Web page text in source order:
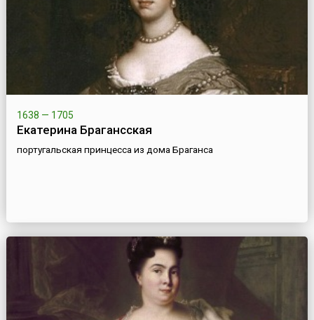
1638 — 1705
Екатерина Брагансская
португальская принцесса из дома Браганса